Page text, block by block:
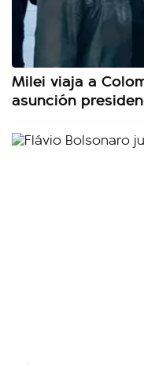
Milei viaja a
asunción